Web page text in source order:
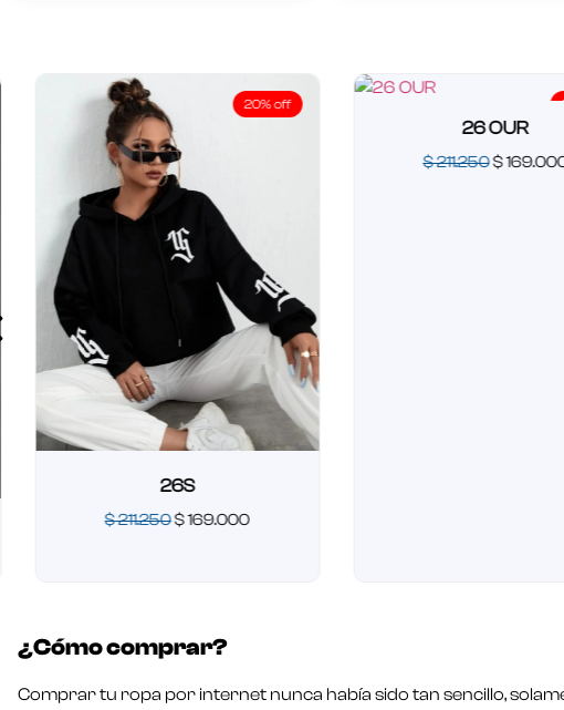
20% off
26S
211.250$169.000
26 OUR
211.250$169.000
¿Cómo comprar?
Comprar tu ropa por internet nunca había sido tan sencillo,